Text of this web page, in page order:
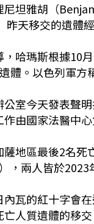
尼坦雅胡（
昨天移交的遺體
，哈瑪斯根據10
體。以色列軍方
公室今天發表聲
由國家法醫中心
薩地區最後2名死
，兩人皆於2023
內瓦的紅十字會
亡人質遺體的移